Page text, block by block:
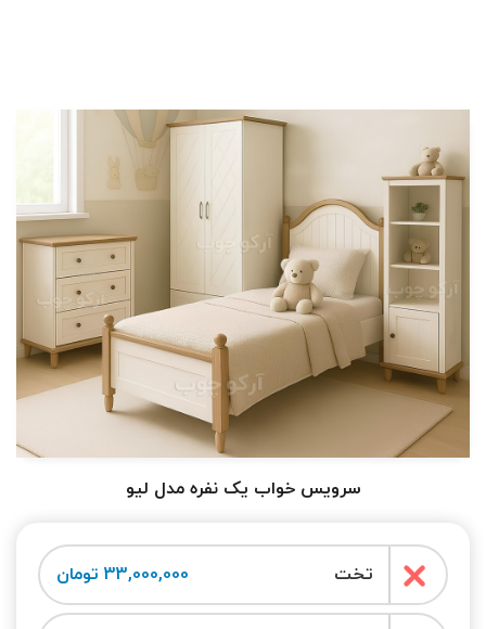
سرویس خواب یک نفره مدل لیو
تخت 33,000,000 تومان